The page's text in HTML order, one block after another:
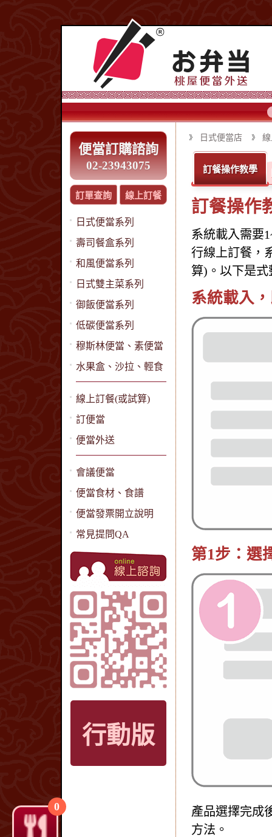
便當訂購諮詢
02-23943075
訂單查詢 線上訂餐
日式便當系列
壽司餐盒系列
和風便當系列
日式雙主菜系列
御飯便當系列
低碳便當系列
穆斯林便當、素便當
水果盒、沙拉、輕食
線上訂餐(或試算)
訂便當
便當外送
會議便當
便當食材、食譜
便當發票開立說明
常見提問QA
行動版
日式便當店
訂餐操作教學
訂餐操作
系統載入需要
行線上訂餐，
算)。以下是
系統載入
第1步：選
產品選擇完成
方法。
0